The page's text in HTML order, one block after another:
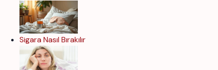
Sigara Nasıl Bırakılır